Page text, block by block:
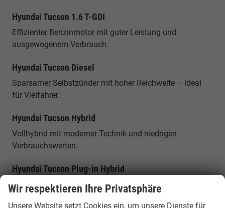
Hyundai Tucson 1.6 T-GDI
Effizienter Benzinmotor mit guter Leistung und
ausgewogenem Verbrauch.
Hyundai Tucson Diesel
Sparsamer Selbstzünder mit hoher Reichweite – ideal
für Vielfahrer.
Hyundai Tucson Hybrid
Vollhybrid mit moderner Technik und niedrigen
Verbrauchswerten.
Hyundai Tucson Plug-in Hybrid
Elektrifizierte Top-Version mit hoher Systemleistung und
elektrischem Fahranteil.
Wir respektieren Ihre Privatsphäre
Unsere Website setzt Cookies ein, um unsere Dienste für